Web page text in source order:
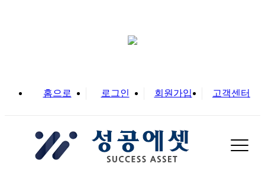
홈으로 로그인 회원가입 고객센터